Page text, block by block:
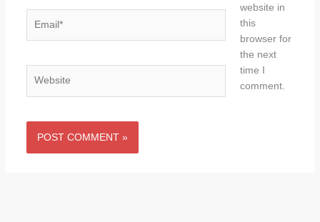
website in
this
browser for
the next
time I
comment.